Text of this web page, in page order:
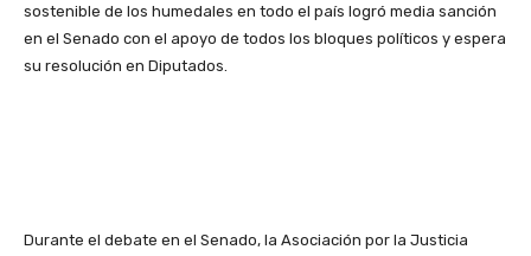
sostenible de los humedales en todo el país logró media sanción
en el Senado con el apoyo de todos los bloques políticos y espera
su resolución en Diputados.
Durante el debate en el Senado, la Asociación por la Justicia